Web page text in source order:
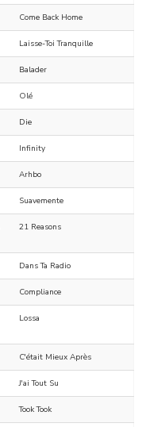
Come Back Home
Laisse-Toi Tranquille
Balader
Olé
Die
Infinity
Arhbo
Suavemente
21 Reasons
Dans Ta Radio
Compliance
Lossa
C'était Mieux Après
J'ai Tout Su
Took Took